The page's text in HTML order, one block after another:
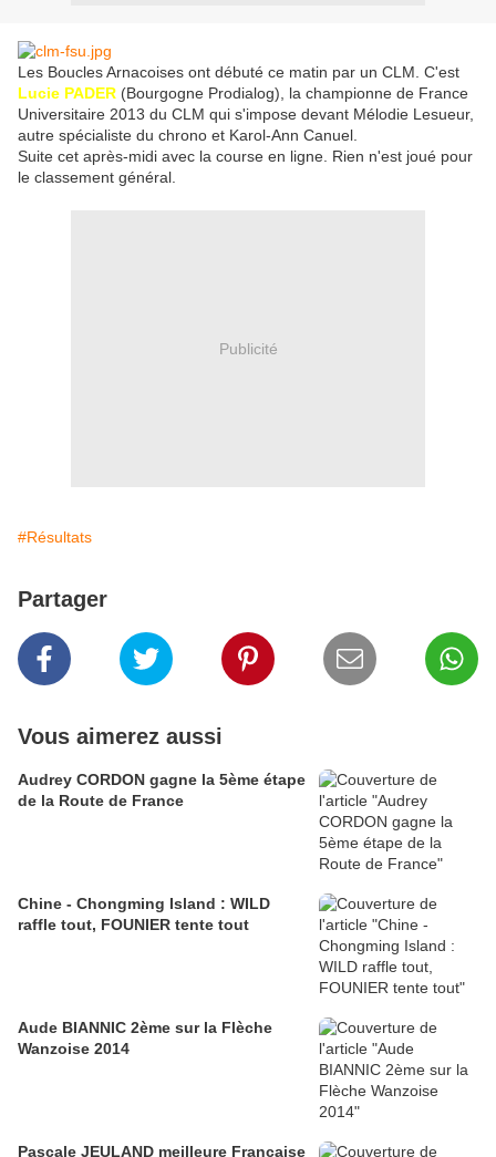
Les Boucles Arnacoises ont débuté ce matin par un CLM. C'est
Lucie PADER (Bourgogne Prodialog), la championne de France
Universitaire 2013 du CLM qui s'impose devant Mélodie Lesueur,
autre spécialiste du chrono et Karol-Ann Canuel.
Suite cet après-midi avec la course en ligne. Rien n'est joué pour
le classement général.
Publicité
#Résultats
Partager
Vous aimerez aussi
Audrey CORDON gagne la 5ème étape
de la Route de France
Chine - Chongming Island : WILD
raffle tout, FOUNIER tente tout
Aude BIANNIC 2ème sur la Flèche
Wanzoise 2014
Pascale JEULAND meilleure Française